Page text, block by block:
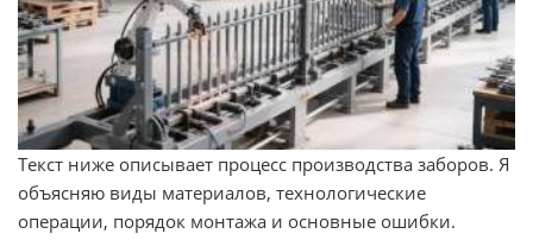
Текст ниже описывает процесс производства заборов. Я
объясняю виды материалов, технологические
операции, порядок монтажа и основные ошибки.